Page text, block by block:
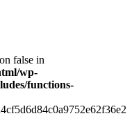
false in
wp-
functions-